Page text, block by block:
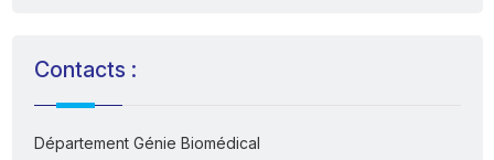
Contacts :
Département Génie Biomédical